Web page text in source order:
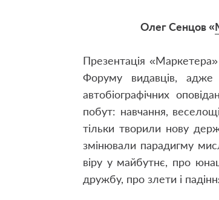
Олег Сенцов «
Презентація
Форуму видавців,
автобіографічних
побут: навчання,
тільки творили нову
змінювали парадигму
віру у майбутнє, про
дружбу, про злети і